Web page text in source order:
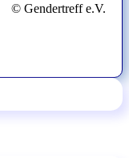
© Gendertreff e.V.